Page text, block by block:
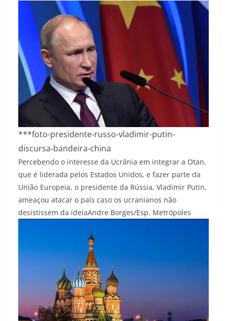
***foto-presidente-russo-vladimir-putin-
discursa-bandeira-china
Percebendo o interesse da Ucrânia em integrar a Otan,
que é liderada pelos Estados Unidos, e fazer parte da
União Europeia, o presidente da Rússia, Vladimir Putin,
ameaçou atacar o país caso os ucranianos não
desistissem da ideiaAndre Borges/Esp. Metrópoles